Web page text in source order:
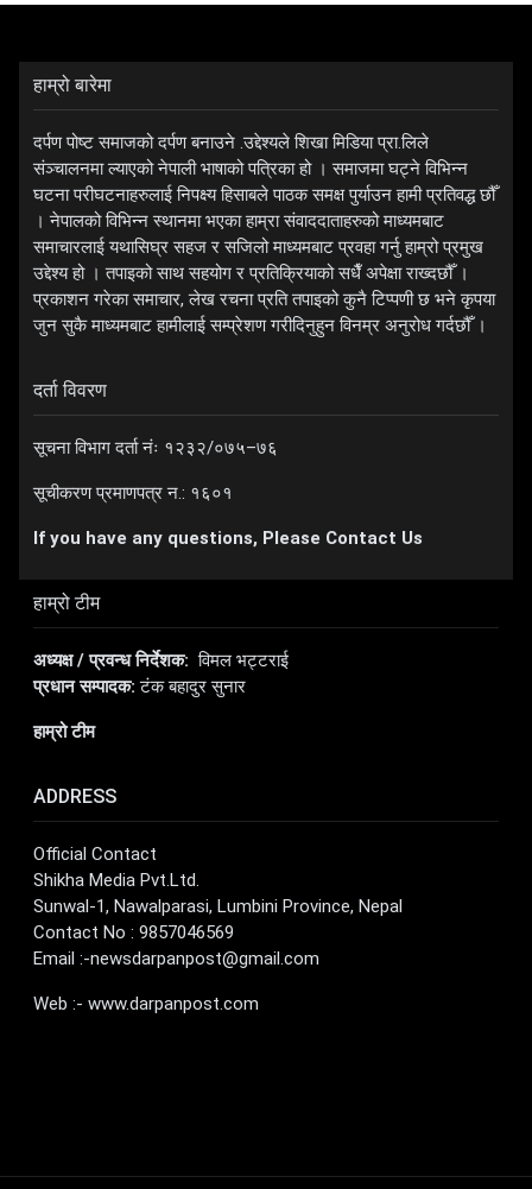
हाम्रो बारेमा
दर्पण पोष्ट समाजको दर्पण बनाउने .उद्देश्यले शिखा मिडिया प्रा.लिले
संञ्चालनमा ल्याएको नेपाली भाषाको पत्रिका हो । समाजमा घट्ने विभिन्न
घटना परीघटनाहरुलाई निपक्ष्य हिसाबले पाठक समक्ष पुर्याउन हामी प्रतिवद्ध छौँ
। नेपालको विभिन्न स्थानमा भएका हाम्रा संवाददाताहरुको माध्यमबाट
समाचारलाई यथासिघ्र सहज र सजिलो माध्यमबाट प्रवहा गर्नु हाम्रो प्रमुख
उद्देश्य हो । तपाइको साथ सहयोग र प्रतिक्रियाको सधैँ अपेक्षा राख्दछौँ ।
प्रकाशन गरेका समाचार, लेख रचना प्रति तपाइको कुनै टिप्पणी छ भने कृपया
जुन सुकै माध्यमबाट हामीलाई सम्प्रेशण गरीदिनुहुन विनम्र अनुरोध गर्दछौँ ।
दर्ता विवरण
सूचना विभाग दर्ता नंः १२३२/०७५–७६
सूचीकरण प्रमाणपत्र न.: १६०१
If you have any questions, Please Contact Us
हाम्रो टीम
अध्यक्ष / प्रवन्ध निर्देशक:विमल भट्टराई
प्रधान सम्पादक:टंक बहादुर सुनार
हाम्रो टीम
ADDRESS
Official Contact
Shikha Media Pvt.Ltd.
Sunwal-1, Nawalparasi, Lumbini Province, Nepal
Contact No : 9857046569
Email :-newsdarpanpost@gmail.com
Web :- www.darpanpost.com